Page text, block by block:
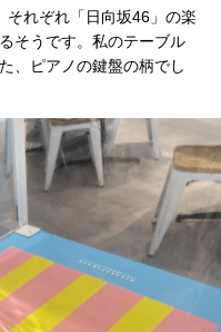
それぞれ「日向坂46」の楽
そうです。私のテーブル
、ピアノの鍵盤の柄でし